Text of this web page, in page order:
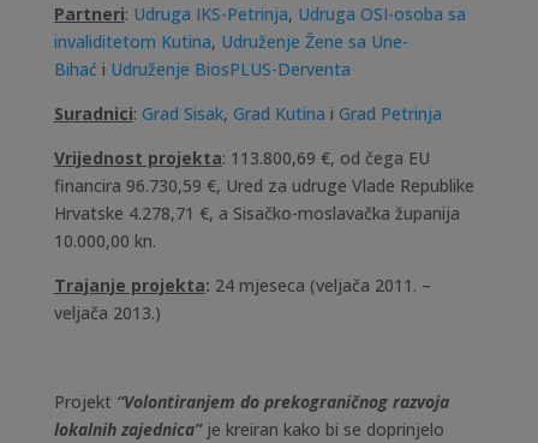
Partneri: Udruga IKS-Petrinja, Udruga OSI-osoba sa
invaliditetom Kutina, Udruženje Žene sa Une-
Bihać i Udruženje BiosPLUS-Derventa
Suradnici: Grad Sisak, Grad Kutina i Grad Petrinja
Vrijednost projekta: 113.800,69 €, od čega EU
financira 96.730,59 €, Ured za udruge Vlade Republike
Hrvatske 4.278,71 €, a Sisačko-moslavačka županija
10.000,00 kn.
Trajanje projekta: 24 mjeseca (veljača 2011. –
veljača 2013.)
Projekt “Volontiranjem do prekograničnog razvoja
lokalnih zajednica” je kreiran kako bi se doprinjelo